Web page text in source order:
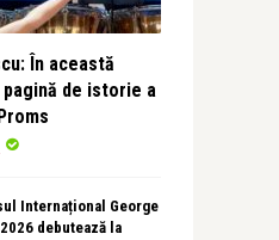
În această
de istorie a
Internațional George
debutează la